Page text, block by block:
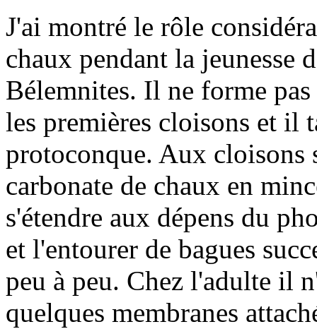
J'ai montré le rôle
chaux pendant la jeunesse
Bélemnites. Il ne forme
les premières cloisons et il
protoconque. Aux cloisons
carbonate de chaux en
s'étendre aux dépens du
et l'entourer de bagues
peu à peu. Chez l'adulte il
quelques membranes